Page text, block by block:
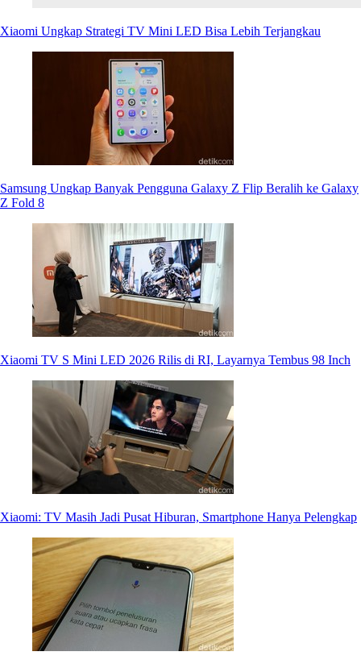
Xiaomi Ungkap Strategi TV Mini LED Bisa Lebih Terjangkau
Samsung Ungkap Banyak Pengguna Galaxy Z Flip Beralih ke Galaxy
Z Fold 8
Xiaomi TV S Mini LED 2026 Rilis di RI, Layarnya Tembus 98 Inch
Xiaomi: TV Masih Jadi Pusat Hiburan, Smartphone Hanya Pelengkap